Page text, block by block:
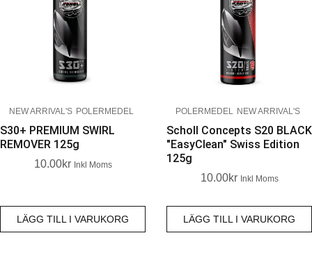
NEW ARRIVAL'S POLERMEDEL
S30+ PREMIUM SWIRL
REMOVER 125g
10.00Kr Inkl Moms
LÄGG TILL I VARUKORG
POLERMEDEL NEW ARRIVAL'S
Scholl Concepts S20 BLACK
"EasyClean" Swiss Edition
125g
10.00Kr Inkl Moms
LÄGG TILL I VARUKORG